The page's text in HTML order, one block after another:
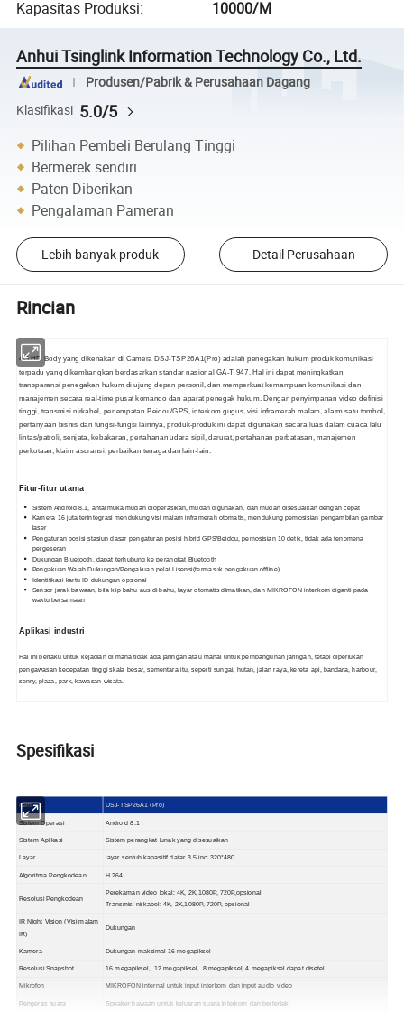
Kapasitas Produksi: 10000/M
Anhui Tsinglink Information Technology Co., Ltd.
Produsen/Pabrik & Perusahaan Dagang
Klasifikasi 5.0/5
Pilihan Pembeli Berulang Tinggi
Bermerek sendiri
Paten Diberikan
Pengalaman Pameran
Lebih banyak produk Detail Perusahaan
Rincian
4G HD Body yang dikenakan di Camera DSJ-TSP26A1(Pro) adalah penegakan hukum produk komunikasi
terpadu yang dikembangkan berdasarkan standar nasional GA-T 947. Hal ini dapat meningkatkan
transparansi penegakan hukum di ujung depan personil, dan memperkuat kemampuan komunikasi dan
manajemen secara real-time pusat komando dan aparat penegak hukum. Dengan penyimpanan video definisi
tinggi, transmisi nirkabel, penempatan Beidou/GPS, interkom gugus, visi inframerah malam, alarm satu tombol,
pertanyaan bisnis dan fungsi-fungsi lainnya, produk-produk ini dapat digunakan secara luas dalam cuaca lalu
lintas/patroli, senjata, kebakaran, pertahanan udara sipil, darurat, pertahanan perbatasan, manajemen
perkotaan, klaim asuransi, perbaikan tenaga dan lain-lain.
Fitur-fitur utama
Sistem Android 8.1, antarmuka mudah dioperasikan, mudah digunakan, dan mudah disesuaikan dengan cepat
Kamera 16 juta terintegrasi mendukung visi malam inframerah otomatis, mendukung pemosisian pengambilan gambar
laser
Pengaturan posisi stasiun dasar pengaturan posisi hibrid GPS/Beidou, pemosisian 10 detik, tidak ada fenomena
pergeseran
Dukungan Bluetooth, dapat terhubung ke perangkat Bluetooth
Pengakuan Wajah Dukungan/Pengakuan pelat Lisensi(termasuk pengakuan offline)
Identifikasi kartu ID dukungan opsional
Sensor jarak bawaan, bila klip bahu aus di bahu, layar otomatis dimatikan, dan MIKROFON interkom diganti pada
waktu bersamaan
Aplikasi industri
Hal ini berlaku untuk kejadian di mana tidak ada jaringan atau mahal untuk pembangunan jaringan, tetapi diperlukan
pengawasan kecepatan tinggi skala besar, sementara itu, seperti sungai, hutan, jalan raya, kereta api, bandara, harbour,
senry, plaza, park, kawasan wisata.
Spesifikasi
Item DSJ-TSP26A1 (Pro)
Sistem Operasi Android 8.1
Sistem Aplikasi Sistem perangkat lunak yang disesuaikan
Layar layar sentuh kapasitif datar 3.5 inci 320*480
Algoritma Pengkodean H.264
Resolusi Pengkodean
Perekaman video lokal: 4K, 2K,1080P, 720P,opsional
Transmisi nirkabel: 4K, 2K,1080P, 720P, opsional
IR Night Vision (Visi malam
IR)
Dukungan
Kamera Dukungan maksimal 16 megapiksel
Resolusi Snapshot 16 megapiksel, 12 megapiksel, 8megapiksel, 4 megapiksel dapat disetel
Mikrofon MIKROFON internal untuk input interkom dan input audio video
Pengeras suara Speaker bawaan untuk keluaran suara interkom dan berteriak